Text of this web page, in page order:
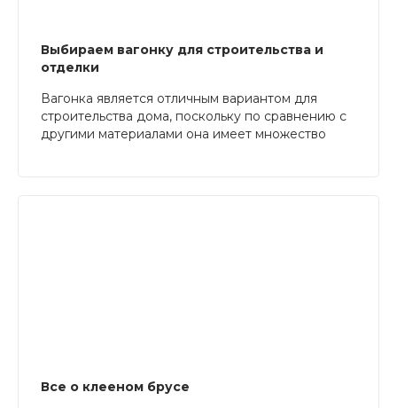
Выбираем вагонку для строительства и
отделки
Вагонка является отличным вариантом для
строительства дома, поскольку по сравнению с
другими материалами она имеет множество
Все о клееном брусе